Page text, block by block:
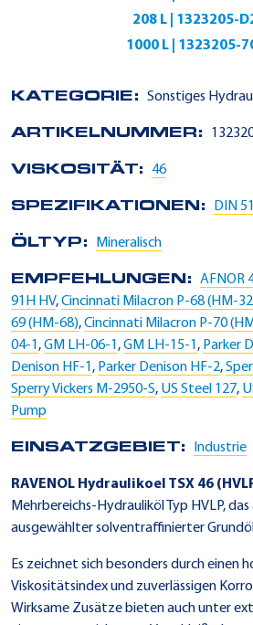
208 L | 1323205-
1000 L | 1323205-
KATEGORIE: Sonstiges
ARTIKELNUMMER:
VISKOSITÄT: 46
SPEZIFIKATIONEN: DIN
ÖLTYP: Mineralisch
EMPFEHLUNGEN: AFNOR
91H HV,Cincinnati Milacron P-68 (HM-
69 (HM-68),Cincinnati Milacron P-70
04-1 ,GM LH-06-1 ,GM LH-15-1 , Parker
Denison HF-1 , Parker Denison HF-2,
Sperry Vickers M-2950-S, US Steel 127,
Pump
EINSATZGEBIET: Industrie
RAVENOL Hydraulikoel TSX 46
Mehrbereichs-Hydrauliköl Typ HVLP,
ausgewählter solventraffinierter
Es zeichnet sich besonders durch einen
Viskositätsindex und zuverlässigen
Wirksame Zusätze bieten auch unter